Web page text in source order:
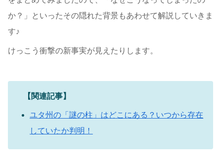
か？」といったその隠れた背景もあわせて解説していきま
す♪
けっこう衝撃の新事実が見えたりします。
【関連記事】
ユタ州の「謎の柱」はどこにある？いつから存在
していたか判明！